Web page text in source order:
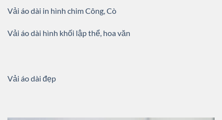
Vải áo dài in hình chim Công, Cò
Vải áo dài hình khối lập thể, hoa văn
Vải áo dài đẹp